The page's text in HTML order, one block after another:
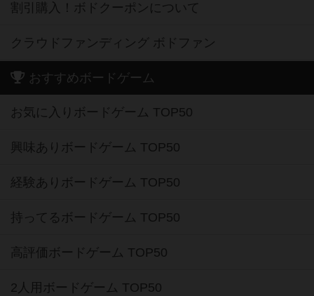
割引購入！ボドクーポンについて
クラウドファンディング ボドファン
おすすめボードゲーム
お気に入りボードゲーム TOP50
興味ありボードゲーム TOP50
経験ありボードゲーム TOP50
持ってるボードゲーム TOP50
高評価ボードゲーム TOP50
2人用ボードゲーム TOP50